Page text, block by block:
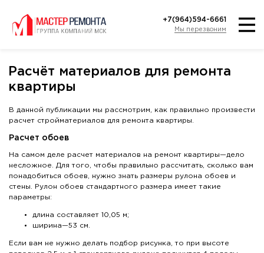
+7(964)594-6661
Мы перезвоним
Расчёт материалов для ремонта
квартиры
В данной публикации мы рассмотрим, как правильно произвести
расчет стройматериалов для ремонта квартиры.
Расчет обоев
На самом деле расчет материалов на ремонт квартиры—дело
несложное. Для того, чтобы правильно рассчитать, сколько вам
понадобиться обоев, нужно знать размеры рулона обоев и
стены. Рулон обоев стандартного размера имеет такие
параметры:
длина составляет 10,05 м;
ширина—53 см.
Если вам не нужно делать подбор рисунка, то при высоте